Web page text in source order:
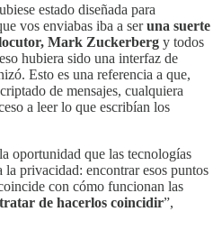
estado diseñada para
vos enviabas iba a seruna suerte
Mark Zuckerberg y todos
hubiera sido una interfaz de
Esto es una referencia a que,
de mensajes, cualquiera
a leer lo que escribían los
oportunidad que las tecnologías
privacidad: encontrar esos puntos
con cómo funcionan las
de hacerlos coincidir”,